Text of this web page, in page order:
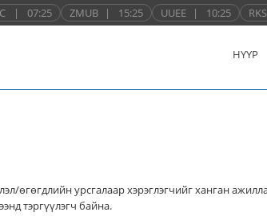
| 07:25 ZMUB | 15:25 UUEE | 10:25
НҮҮР
өгөгдлийн урсгалаар хэрэглэгчийг ханган
тэргүүлэгч байна.